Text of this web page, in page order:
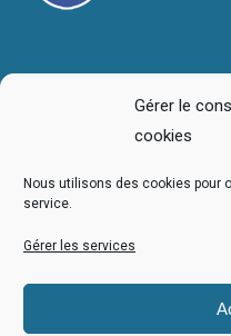
Gérer le
cookies
Nous utilisons des cookies pour
service.
Gérer les services